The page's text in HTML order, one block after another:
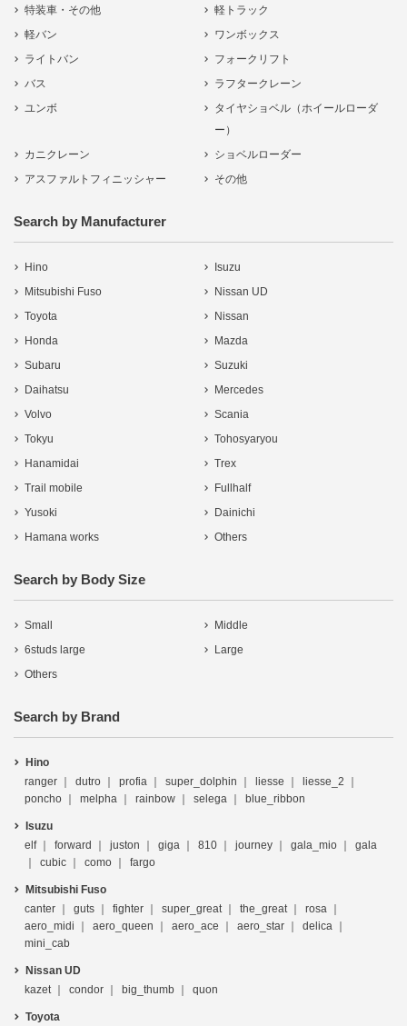
特装車・その他
軽トラック
軽バン
ワンボックス
ライトバン
フォークリフト
バス
ラフタークレーン
ユンボ
タイヤショベル（ホイールローダ
ー）
カニクレーン
ショベルローダー
アスファルトフィニッシャー
その他
Search by Manufacturer
Hino
Isuzu
Mitsubishi Fuso
Nissan UD
Toyota
Nissan
Honda
Mazda
Subaru
Suzuki
Daihatsu
Mercedes
Volvo
Scania
Tokyu
Tohosyaryou
Hanamidai
Trex
Trail mobile
Fullhalf
Yusoki
Dainichi
Hamana works
Others
Search by Body Size
Small
Middle
6studs large
Large
Others
Search by Brand
Hino
ranger
dutro profia super_dolphin liesse
liesse_2
poncho
melpha rainbow selega blue_ribbon
Isuzu
elf
forward juston giga 810 journey gala_mio
gala
cubic
como fargo
Mitsubishi Fuso
canter
guts fighter super_great the_great
rosa
aero_midi
aero_queen aero_ace aero_star
delica
mini_cab
Nissan UD
kazet
condor big_thumb quon
Toyota